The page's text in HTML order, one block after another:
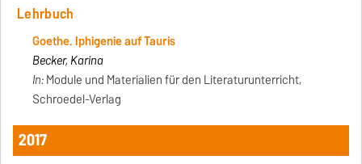
Lehrbuch
Goethe. Iphigenie auf Tauris
Becker, Karina
In:Module und Materialien für den Literaturunterricht,
Schroedel-Verlag
2017